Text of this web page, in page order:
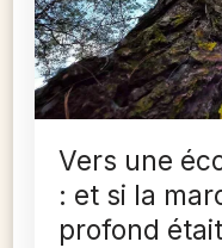
Vers une
: et si la
profond